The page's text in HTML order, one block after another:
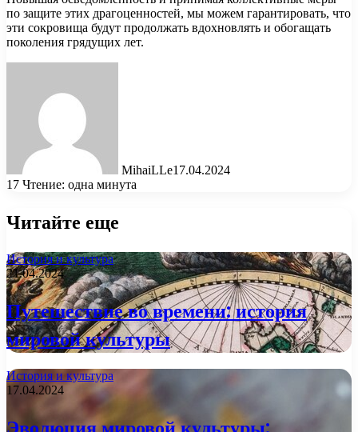
по защите этих драгоценностей, мы можем гарантировать, что
эти сокровища будут продолжать вдохновлять и обогащать
поколения грядущих лет.
MihaiLLe17.04.2024
17 Чтение: одна минута
Читайте еще
История и культура
21.04.2024
Путешествие во времени: история
мировой культуры
История и культура
17.04.2024